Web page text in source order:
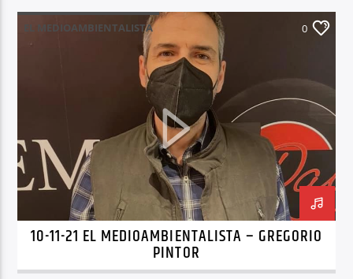
EL MEDIOAMBIENTALISTA 0
10-11-21 EL MEDIOAMBIENTALISTA – GREGORIO
PINTOR